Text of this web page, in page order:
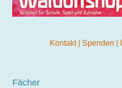
Kontakt Spenden
Fächer